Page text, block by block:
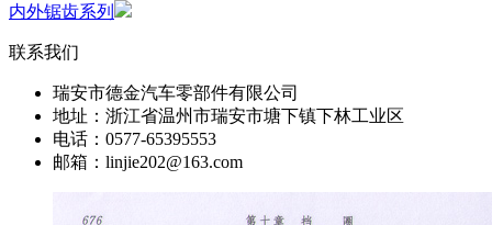
内外锯齿系列
联系我们
瑞安市德金汽车零部件有限公司
地址：浙江省温州市瑞安市塘下镇下林工业区
电话：0577-65395553
邮箱：linjie202@163.com